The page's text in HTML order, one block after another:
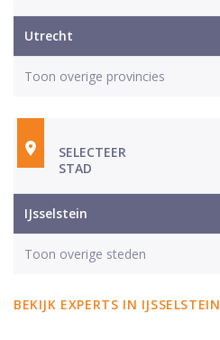
Utrecht
Toon overige provincies
SELECTEER
STAD
IJsselstein
Toon overige steden
BEKIJK EXPERTS IN IJSSELSTEIN